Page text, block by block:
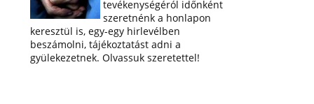
tevékenységéról időnként
szeretnénk a honlapon
keresztül is, egy-egy hirlevélben
beszámolni, tájékoztatást adni a
gyülekezetnek. Olvassuk szeretettel!